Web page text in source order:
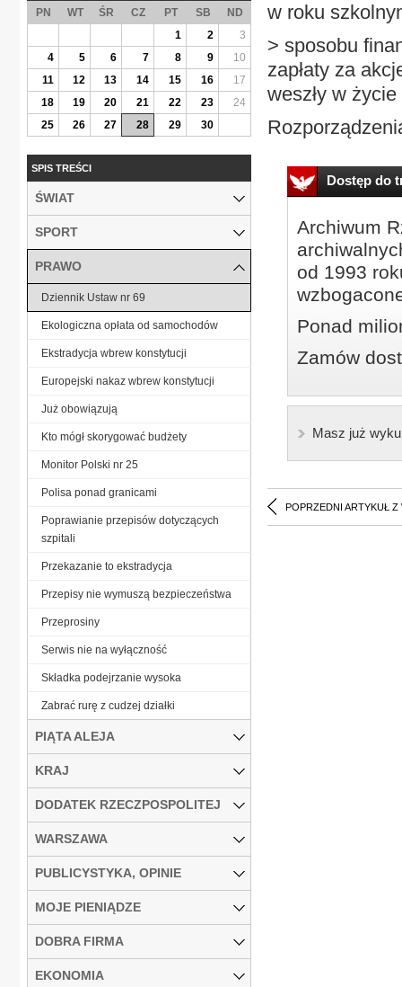
w roku
> sposobu
zapłaty za
weszły w
Dostęp do
Archiwum
od 1993
Ponad
Zamów
Masz już
POPRZEDNI ARTYKUŁ Z
PN WT ŚR CZ PT SB
ND
1
2
3
4
5 6 7 8 9
10
11
12 13 14 15 16
17
18
19 20 21 22 23
24
25
26 27 28 29 30
SPIS TREŚCI
ŚWIAT
SPORT
PRAWO
Dziennik Ustaw nr 69
Ekologiczna opłata od samochodów
Ekstradycja wbrew konstytucji
Europejski nakaz wbrew konstytucji
Już obowiązują
Kto mógł skorygować budżety
Monitor Polski nr 25
Polisa ponad granicami
Poprawianie przepisów dotyczących
szpitali
Przekazanie to ekstradycja
Przepisy nie wymuszą bezpieczeństwa
Przeprosiny
Serwis nie na wyłączność
Składka podejrzanie wysoka
Zabrać rurę z cudzej działki
PIĄTA ALEJA
KRAJ
DODATEK RZECZPOSPOLITEJ
WARSZAWA
PUBLICYSTYKA, OPINIE
MOJE PIENIĄDZE
DOBRA FIRMA
EKONOMIA